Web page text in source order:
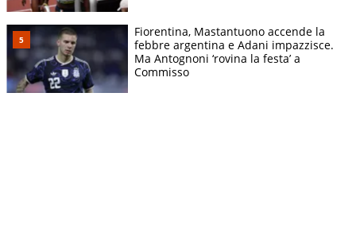
Fiorentina, Mastantuono accende la
febbre argentina e Adani impazzisce.
Ma Antognoni ‘rovina la festa’ a
Commisso